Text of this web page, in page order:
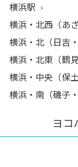
横浜駅
横浜・北西（あ
横浜・北（日吉
横浜・北東（鶴
横浜・中央（保
横浜・南（磯子
ヨコ